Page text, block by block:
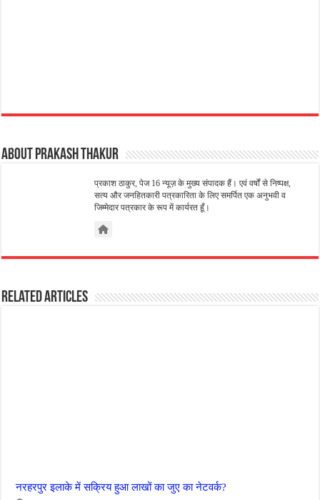
About Prakash Thakur
प्रकाश ठाकुर, पेज 16 न्यूज़ के मुख्य संपादक हैं। एवं वर्षों से निष्पक्ष,
सत्य और जनहितकारी पत्रकारिता के लिए समर्पित एक अनुभवी व
जिम्मेदार पत्रकार के रूप में कार्यरत हूँ।
Related Articles
नरहरपुर इलाके में सक्रिय हुआ लाखों का जुए का नेटवर्क?